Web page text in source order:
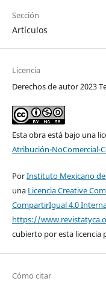
Sección
Artículos
Licencia
Derechos de autor 2023
Esta obra está bajo una
Atribución-NoComercial-
PorInstituto Mexicano
una Licencia Creative
CompartirIgual 4.0
https://
cubierto por esta licencia
Cómo citar